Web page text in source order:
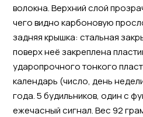
волокна. Верхний слой
чего видно карбоновую
задняя крышка: стальная
поверх неё закреплена
ударопрочного тонкого
календарь (число, день
года. 5 будильников, один с
ежечасный сигнал. Вес 92